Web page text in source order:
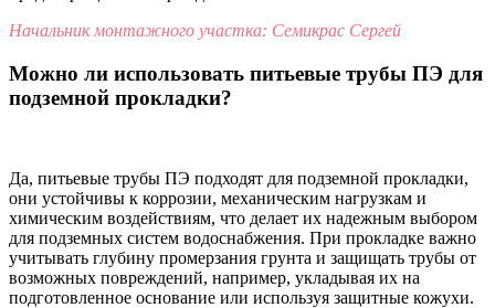
Начальник монтажного участка: Семикрас Сергей
Можно ли использовать питьевые трубы ПЭ для
подземной прокладки?
Да, питьевые трубы ПЭ подходят для подземной прокладки,
они устойчивы к коррозии, механическим нагрузкам и
химическим воздействиям, что делает их надежным выбором
для подземных систем водоснабжения. При прокладке важно
учитывать глубину промерзания грунта и защищать трубы от
возможных повреждений, например, укладывая их на
подготовленное основание или используя защитные кожухи.